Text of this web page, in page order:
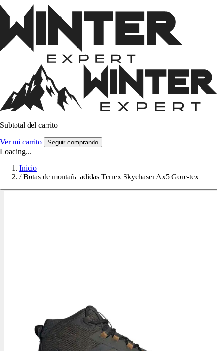
Subtotal del carrito
Ver mi carrito Seguir comprando
Loading...
Inicio
/ Botas de montaña adidas Terrex Skychaser Ax5 Gore-tex